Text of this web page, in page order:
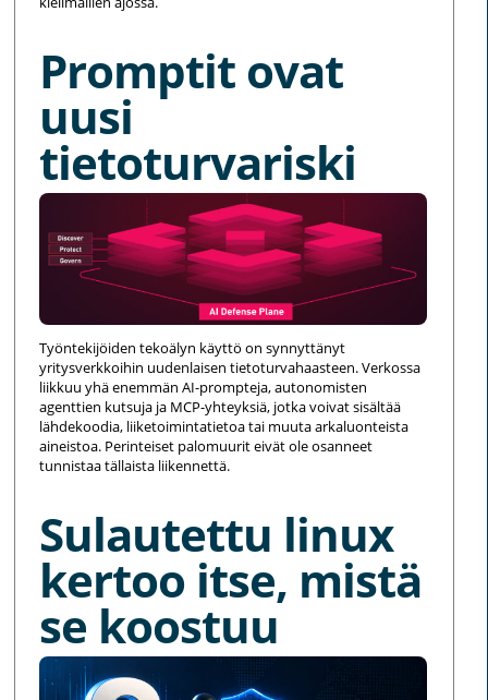
Promptit ovat
uusi
tietoturvariski
Työntekijöiden tekoälyn käyttö on synnyttänyt
yritysverkkoihin uudenlaisen tietoturvahaasteen. Verkossa
liikkuu yhä enemmän AI-prompteja, autonomisten
agenttien kutsuja ja MCP-yhteyksiä, jotka voivat sisältää
lähdekoodia, liiketoimintatietoa tai muuta arkaluonteista
aineistoa. Perinteiset palomuurit eivät ole osanneet
tunnistaa tällaista liikennettä.
Sulautettu linux
kertoo itse, mistä
se koostuu